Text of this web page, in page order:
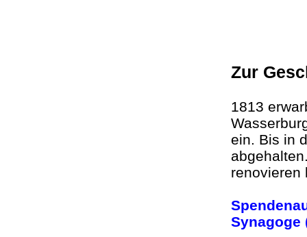
Zur
1813
ein. Bis in
renovieren
Synagoge